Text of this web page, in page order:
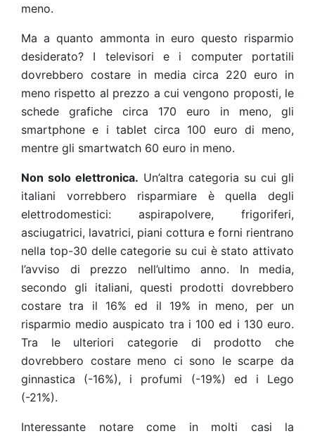
meno.
Ma a quanto ammonta in euro questo risparmio
desiderato? I televisori e i computer portatili
dovrebbero costare in media circa 220 euro in
meno rispetto al prezzo a cui vengono proposti, le
schede grafiche circa 170 euro in meno, gli
smartphone e i tablet circa 100 euro di meno,
mentre gli smartwatch 60 euro in meno.
Non solo elettronica. Un’altra categoria su cui gli
italiani vorrebbero risparmiare è quella degli
elettrodomestici: aspirapolvere, frigoriferi,
asciugatrici, lavatrici, piani cottura e forni rientrano
nella top-30 delle categorie su cui è stato attivato
l’avviso di prezzo nell’ultimo anno. In media,
secondo gli italiani, questi prodotti dovrebbero
costare tra il 16% ed il 19% in meno, per un
risparmio medio auspicato tra i 100 ed i 130 euro.
Tra le ulteriori categorie di prodotto che
dovrebbero costare meno ci sono le scarpe da
ginnastica (-16%), i profumi (-19%) ed i Lego
(-21%).
Interessante notare come in molti casi la